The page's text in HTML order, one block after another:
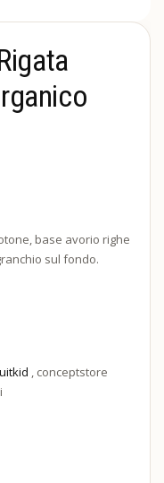
base avorio righe
sul fondo.
, conceptstore